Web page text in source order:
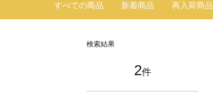
すべての商品 新着商品 再入荷商品
検索結果
2件